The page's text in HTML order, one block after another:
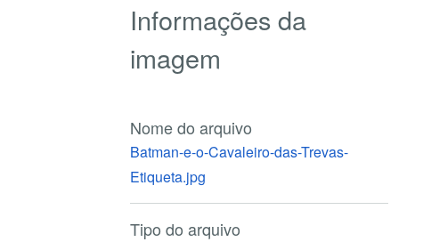
Informações da
imagem
Nome do arquivo
Batman-e-o-Cavaleiro-das-Trevas-
Etiqueta.jpg
Tipo do arquivo